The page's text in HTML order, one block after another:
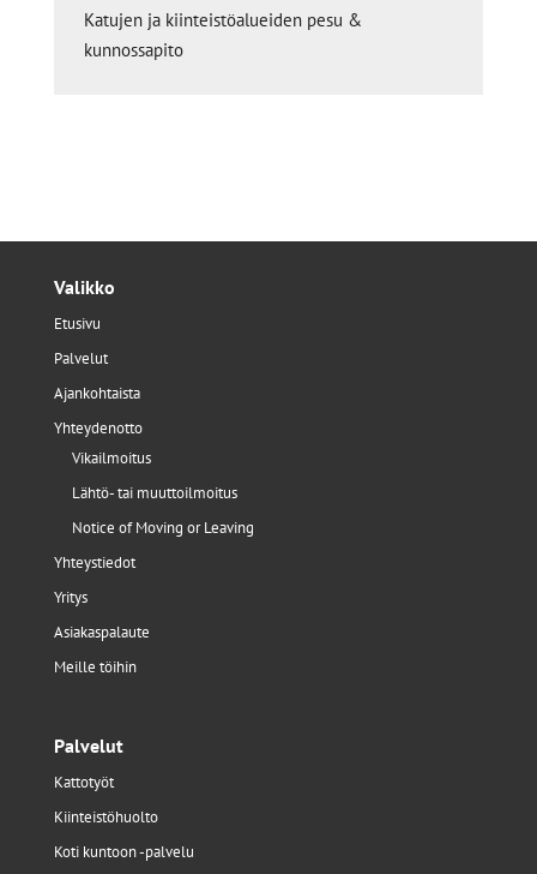
Katujen ja kiinteistöalueiden pesu &
kunnossapito
Valikko
Etusivu
Palvelut
Ajankohtaista
Yhteydenotto
Vikailmoitus
Lähtö- tai muuttoilmoitus
Notice of Moving or Leaving
Yhteystiedot
Yritys
Asiakaspalaute
Meille töihin
Palvelut
Kattotyöt
Kiinteistöhuolto
Koti kuntoon -palvelu